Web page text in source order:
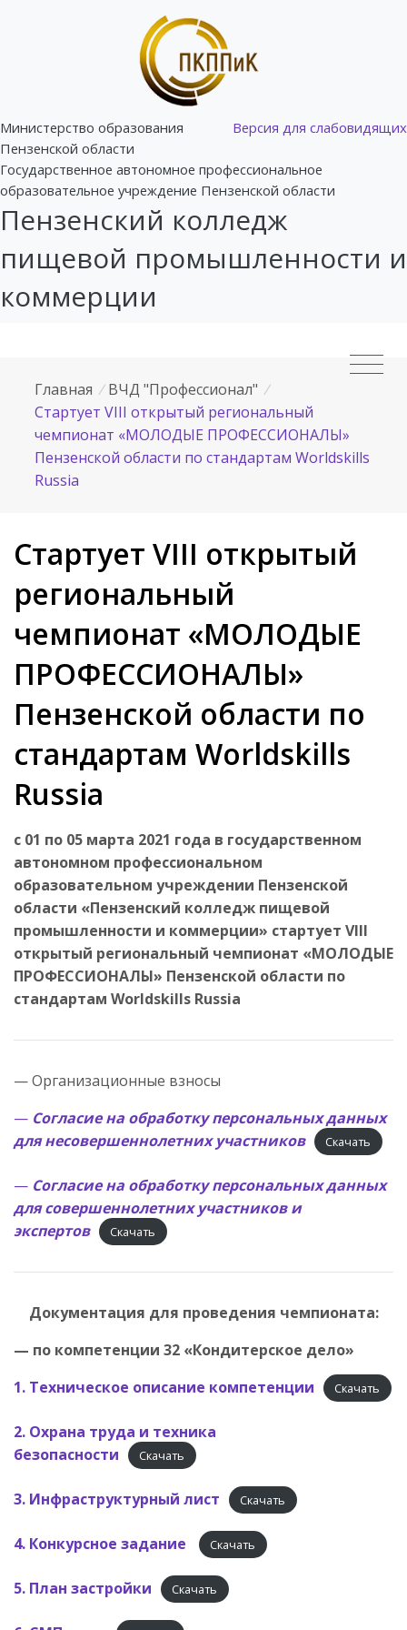
Версия для слабовидящих
Министерство образования
Пензенской области
Государственное автономное профессиональное
образовательное учреждение Пензенской области
Пензенский колледж
пищевой промышленности и
коммерции
Главная / ВЧД "Профессионал" /
Стартует VIII открытый региональный
чемпионат «МОЛОДЫЕ ПРОФЕССИОНАЛЫ»
Пензенской области по стандартам Worldskills
Russia
Стартует VIII открытый
региональный
чемпионат «МОЛОДЫЕ
ПРОФЕССИОНАЛЫ»
Пензенской области по
стандартам Worldskills
Russia
c 01 по 05 марта 2021 года в государственном
автономном профессиональном
образовательном учреждении Пензенской
области «Пензенский колледж пищевой
промышленности и коммерции» стартует VIII
открытый региональный чемпионат «МОЛОДЫЕ
ПРОФЕССИОНАЛЫ» Пензенской области по
стандартам Worldskills Russia
— Организационные взносы
— Согласие на обработку персональных данных
для несовершеннолетних участников
Скачать
— Согласие на обработку персональных данных
для совершеннолетних участников и
экспертов
Скачать
Документация для проведения чемпионата:
— по компетенции 32 «Кондитерское дело»
1. Техническое описание компетенции
Скачать
2. Охрана труда и техника
безопасности
Скачать
3. Инфраструктурный лист Скачать
4. Конкурсное задание Скачать
5. План застройки Скачать